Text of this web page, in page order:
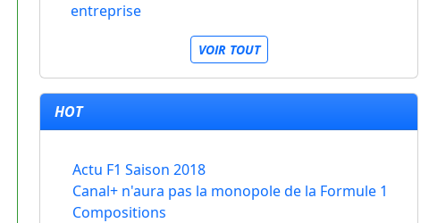
entreprise
VOIR TOUT
HOT
Actu F1 Saison 2018
Canal+ n'aura pas la monopole de la Formule 1
Compositions